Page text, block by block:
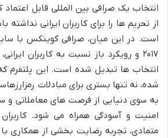
انتخاب یک صرافی بین المللی قابل
از تحریم ها را برای کاربران ایرانی نداشته
است. در این میان، صرافی کوینکس با
۲۰۱۷ و رویکرد باز نسبت به کاربران
انتخاب ها تبدیل شده است. این
شده، نه تنها بستری برای مبادلات
به سوی دنیایی از فرصت های معاملاتی و
امنیت و آسودگی همراه می شود.
متمادی، تجربه رضایت بخشی از همکاری